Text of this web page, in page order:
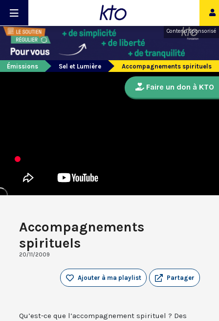
Contenu sponsorisé
Émissions Sel et Lumière Accompagnements spirituels
Accompagnements
spirituels
20/11/2009
Partager
Ajouter à ma playlist
Qu’est-ce que l’accompagnement spirituel ? Des
Faire un don à KTO